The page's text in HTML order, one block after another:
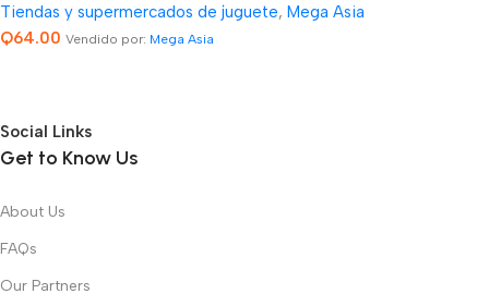
Tiendas y supermercados de juguete, Mega Asia
Q64.00 Vendido por: Mega Asia
Social Links
Get to Know Us
About Us
FAQs
Our Partners